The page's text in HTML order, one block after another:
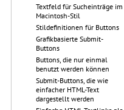
Textfeld für Sucheinträge im
Macintosh-Stil
Stildefinitionen für Buttons
Grafikbasierte Submit-
Buttons
Buttons, die nur einmal
benutzt werden können
Submit-Buttons, die wie
einfacher HTML-Text
dargestellt werden